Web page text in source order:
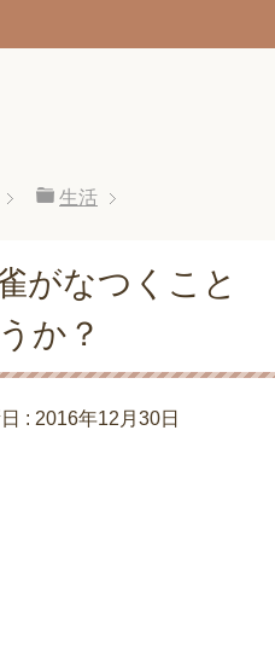
生活
がなつくこと
か？
: 2016年12月30日